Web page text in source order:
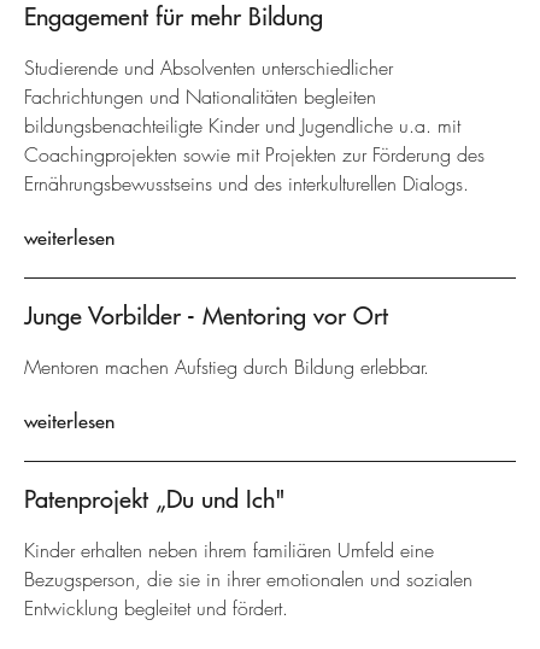
Engagement für mehr Bildung
Studierende und Absolventen unterschiedlicher
Fachrichtungen und Nationalitäten begleiten
bildungsbenachteiligte Kinder und Jugendliche u.a. mit
Coachingprojekten sowie mit Projekten zur Förderung des
Ernährungsbewusstseins und des interkulturellen Dialogs.
weiterlesen
Junge Vorbilder - Mentoring vor Ort
Mentoren machen Aufstieg durch Bildung erlebbar.
weiterlesen
Patenprojekt „Du und Ich"
Kinder erhalten neben ihrem familiären Umfeld eine
Bezugsperson, die sie in ihrer emotionalen und sozialen
Entwicklung begleitet und fördert.